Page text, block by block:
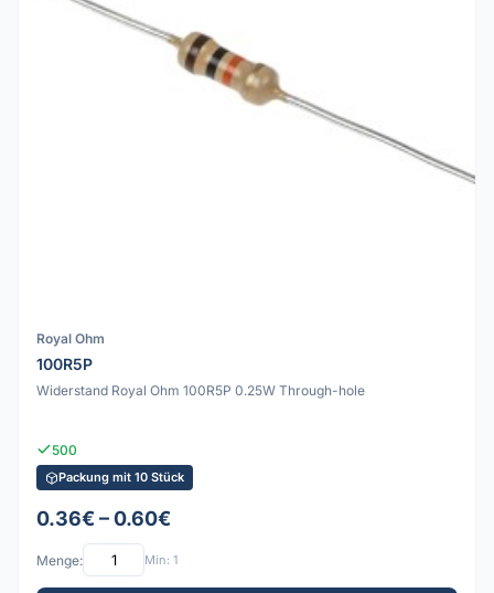
Royal Ohm
100R5P
Widerstand Royal Ohm 100R5P 0.25W Through-hole
500
Packung mit 10 Stück
0.36€ – 0.60€
Menge: Min: 1